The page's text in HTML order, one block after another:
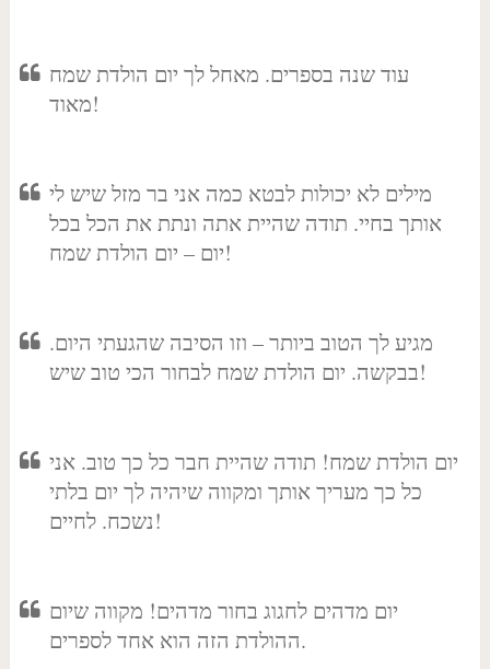
עוד שנה בספרים. מאחל לך יום הולדת שמח
מאוד!
מילים לא יכולות לבטא כמה אני בר מזל שיש לי
אותך בחיי. תודה שהיית אתה ונתת את הכל בכל
יום – יום הולדת שמח!
מגיע לך הטוב ביותר – וזו הסיבה שהגעתי היום.
בבקשה. יום הולדת שמח לבחור הכי טוב שיש!
יום הולדת שמח! תודה שהיית חבר כל כך טוב. אני
כל כך מעריך אותך ומקווה שיהיה לך יום בלתי
נשכח. לחיים!
יום מדהים לחגוג בחור מדהים! מקווה שיום
ההולדת הזה הוא אחד לספרים.